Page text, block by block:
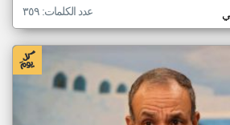
عدد الكلمات: ٣٥٩